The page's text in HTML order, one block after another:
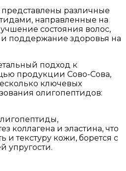
различные
направленные на
состояния волос,
и поддержание здоровья на
подход к
продукции Сово-Сова,
ключевых
олигопептидов:
коллагена и эластина, что
и текстуру кожи, борется с
упругости.